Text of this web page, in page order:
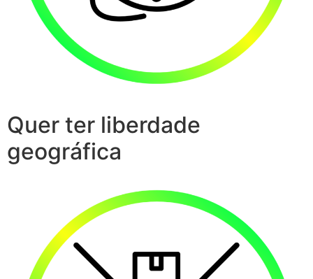
Quer ter liberdade
geográfica